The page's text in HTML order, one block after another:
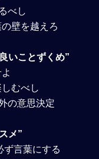
べし
壁を越えろ
いことずくめ”
むべし
の意思決定
メ”
ず言葉にする